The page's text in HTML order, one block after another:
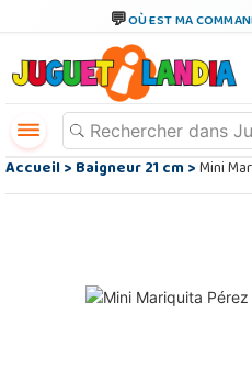
OÙ EST MA
Accueil>Baigneur 21 cm>Mini